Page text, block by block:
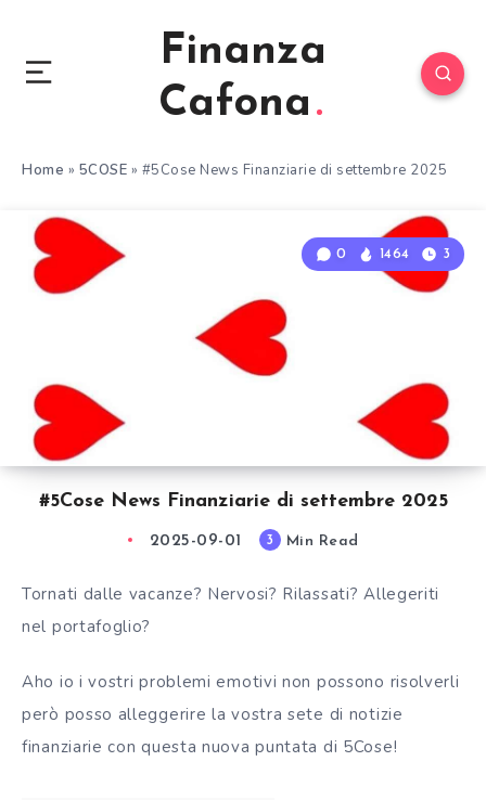
Finanza
Cafona
Home » 5COSE » #5Cose News Finanziarie di settembre 2025
0 1464 3
#5Cose News Finanziarie di settembre 2025
2025-09-01 3 Min Read
Tornati dalle vacanze? Nervosi? Rilassati? Allegeriti
nel portafoglio?
Aho io i vostri problemi emotivi non possono risolverli
però posso alleggerire la vostra sete di notizie
finanziarie con questa nuova puntata di 5Cose!